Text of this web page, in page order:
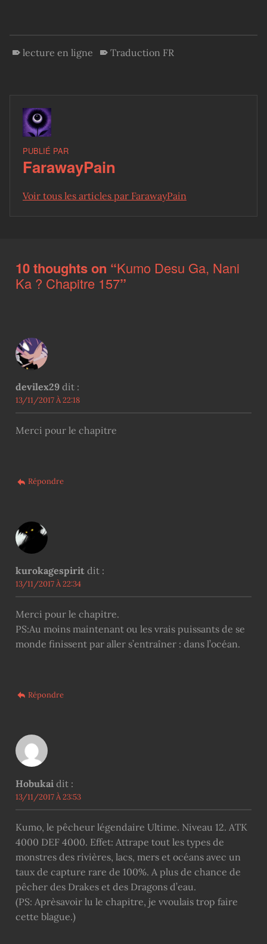
lecture en ligne Traduction FR
PUBLIÉ PAR
FarawayPain
Voir tous les articles par FarawayPain
10 thoughts on “Kumo Desu Ga, Nani
Ka ? Chapitre 157”
devilex29 dit :
13/11/2017 À 22:18
Merci pour le chapitre
Répondre
kurokagespirit dit :
13/11/2017 À 22:34
Merci pour le chapitre.
PS:Au moins maintenant ou les vrais puissants de se
monde finissent par aller s’entraîner : dans l’océan.
Répondre
Hobukai dit :
13/11/2017 À 23:53
Kumo, le pêcheur légendaire Ultime. Niveau 12. ATK
4000 DEF 4000. Effet: Attrape tout les types de
monstres des rivières, lacs, mers et océans avec un
taux de capture rare de 100%. A plus de chance de
pêcher des Drakes et des Dragons d’eau.
(PS: Aprèsavoir lu le chapitre, je vvoulais trop faire
cette blague.)